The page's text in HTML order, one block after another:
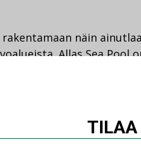
näin
Allas Sea Pool
vierailleen.
ikonien joukkoon
liiketoimintajohtaja
TILAA